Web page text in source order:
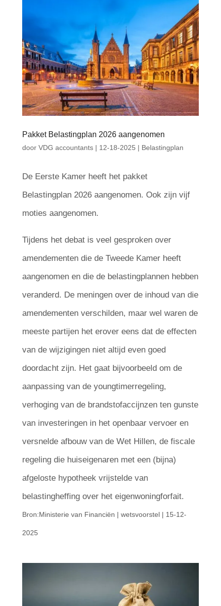
Pakket Belastingplan 2026 aangenomen
door VDG accountants| 12-18-2025 | Belastingplan
De Eerste Kamer heeft het pakket
Belastingplan 2026 aangenomen. Ook zijn vijf
moties aangenomen.
Tijdens het debat is veel gesproken over
amendementen die de Tweede Kamer heeft
aangenomen en die de belastingplannen hebben
veranderd. De meningen over de inhoud van die
amendementen verschilden, maar wel waren de
meeste partijen het erover eens dat de effecten
van de wijzigingen niet altijd even goed
doordacht zijn. Het gaat bijvoorbeeld om de
aanpassing van de youngtimerregeling,
verhoging van de brandstofaccijnzen ten gunste
van investeringen in het openbaar vervoer en
versnelde afbouw van de Wet Hillen, de fiscale
regeling die huiseigenaren met een (bijna)
afgeloste hypotheek vrijstelde van
belastingheffing over het eigenwoningforfait.
Bron:Ministerie van Financiën | wetsvoorstel | 15-12-
2025